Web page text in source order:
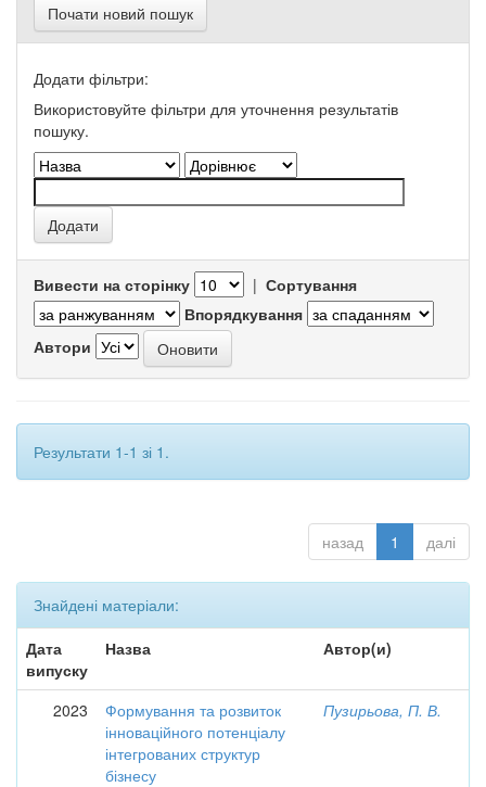
Почати новий пошук
Додати фільтри:
Використовуйте фільтри для уточнення результатів
пошуку.
Вивести на сторінку | Сортування
Впорядкування
Автори
Результати 1-1 зі 1.
назад 1 далі
Знайдені матеріали:
Дата
випуску
Назва Автор(и)
2023
Формування та розвиток
інноваційного потенціалу
інтегрованих структур
бізнесу
Пузирьова, П. В.